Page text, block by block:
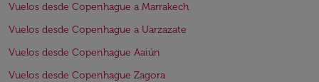
Vuelos desde Copenhague a Marrakech
Vuelos desde Copenhague a Uarzazate
Vuelos desde Copenhague Aaiún
Vuelos desde Copenhague Zagora